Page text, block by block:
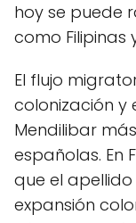
hoy se puede
como Filipinas
El flujo
colonización y
Mendilibar
españolas. En
que el
expansión